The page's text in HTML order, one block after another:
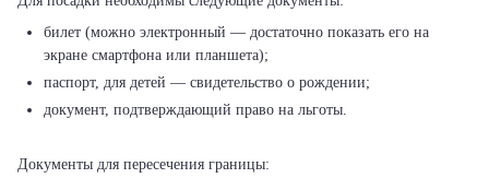
билет (можно электронный — достаточно показать его на
экране смартфона или планшета);
паспорт, для детей — свидетельство о рождении;
документ, подтверждающий право на льготы.